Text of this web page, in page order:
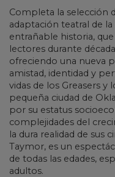
Completa la selección
adaptación teatral de la
entrañable historia,
lectores durante
ofreciendo una nueva
amistad, identidad y
vidas de los Greasers y
pequeña ciudad de
por su estatus
complejidades del
la dura realidad de sus
Taymor, es un
de todas las edades,
adultos.